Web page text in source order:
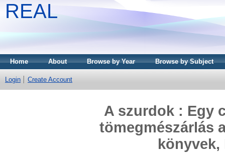
REAL
Home About Browse by Year Browse by Subject
Login Create Account
A szurdok : Egy
tömegmészárlás
könyvek,